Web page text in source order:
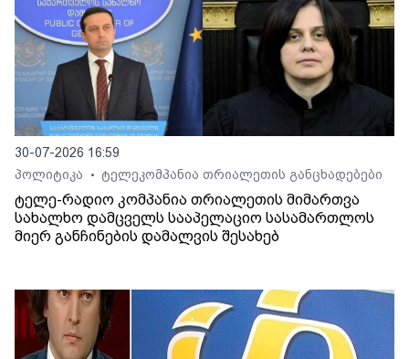
30-07-2026 16:59
პოლიტიკა
• ტელეკომპანია თრიალეთის განცხადებები
ტელე-რადიო კომპანია თრიალეთის მიმართვა
სახალხო დამცველს სააპელაციო სასამართლოს
მიერ განჩინების დამალვის შესახებ